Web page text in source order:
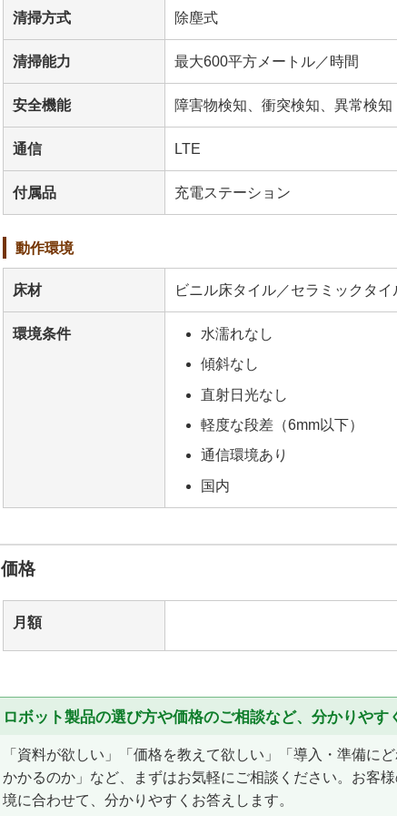
清掃方式 除塵式
清掃能力 最大600平方メートル／時間
安全機能 障害物検知、衝突検知、異常検知
通信 LTE
付属品 充電ステーション
動作環境
床材 ビニル床タイル／セラミックタ
環境条件
水濡れなし
傾斜なし
直射日光なし
軽度な段差（6mm以下）
通信環境あり
国内
価格
月額
ロボット製品の選び方や価格のご相談など、分かりやす
「資料が欲しい」「価格を教えて欲しい」「導入・準備に
かかるのか」など、まずはお気軽にご相談ください。お客
境に合わせて、分かりやすくお答えします。